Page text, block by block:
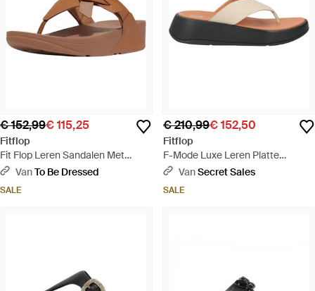
€ 152,99€ 115,25
Fitflop
Fit Flop Leren Sandalen Met
Geknoopte Teenband Voor - Bruin
VanTo Be Dressed
SALE
€ 210,99€ 152,50
Fitflop
F-Mode Luxe Leren Platte
Sandalen Voor - Bruin
VanSecret Sales
SALE